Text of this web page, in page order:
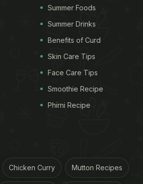
Summer Foods
Summer Drinks
Benefits of Curd
Skin Care Tips
Face Care Tips
Smoothie Recipe
Phirni Recipe
Chicken Curry Mutton Recipes